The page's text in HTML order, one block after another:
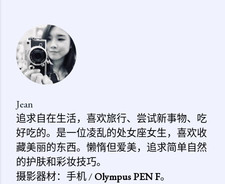
论
Jean
追求自在生活，喜欢旅行、尝试新事物、吃
好吃的。是一位凌乱的处女座女生，喜欢收
藏美丽的东西。懒惰但爱美，追求简单自然
的护肤和彩妆技巧。
摄影器材：手机 /Olympus PEN F。